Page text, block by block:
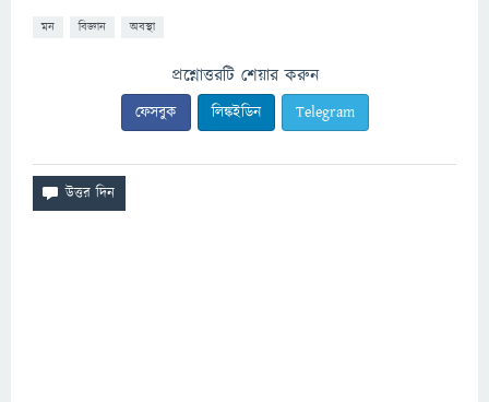
মন বিজ্ঞান অবস্থা
প্রশ্নোত্তরটি শেয়ার করুন
ফেসবুক লিঙ্কইডিন Telegram